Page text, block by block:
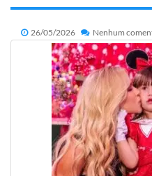
26/05/2026 Nenhum